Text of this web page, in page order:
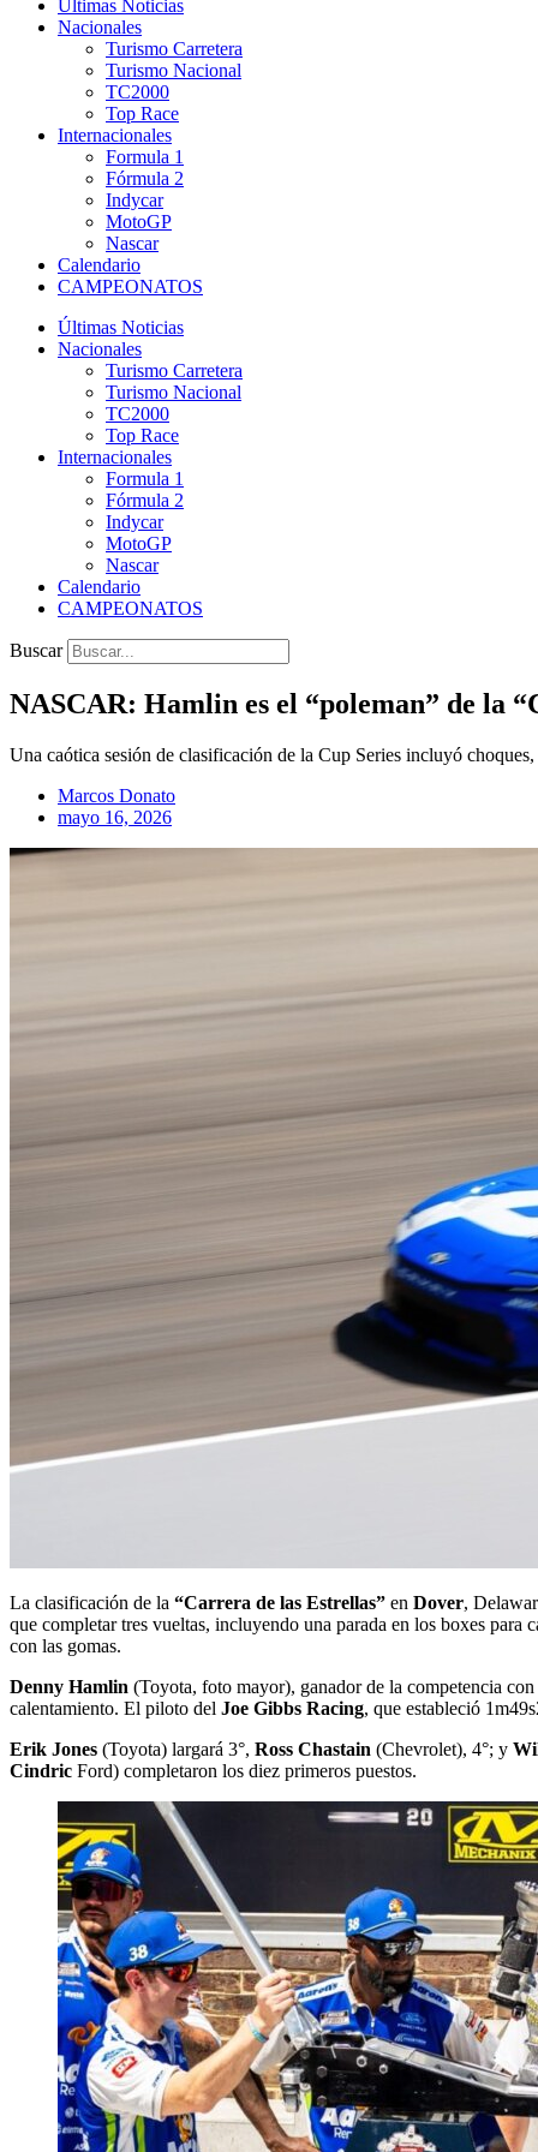
Últimas Noticias
Nacionales
Turismo Carretera
Turismo Nacional
TC2000
Top Race
Internacionales
Formula 1
Fórmula 2
Indycar
MotoGP
Nascar
Calendario
CAMPEONATOS
Últimas Noticias
Nacionales
Turismo Carretera
Turismo Nacional
TC2000
Top Race
Internacionales
Formula 1
Fórmula 2
Indycar
MotoGP
Nascar
Calendario
CAMPEONATOS
Buscar
NASCAR: Hamlin es el “poleman” de la
Una caótica sesión de clasificación de la Cup Series incluyó
Marcos Donato
mayo 16, 2026
La clasificación de la “Carrera de las Estrellas” en Dover,
que completar tres vueltas, incluyendo una parada en los boxes
con las gomas.
Denny Hamlin (Toyota, foto mayor), ganador de la competencia con
calentamiento. El piloto del Joe Gibbs Racing, que estableció
Erik Jones (Toyota) largará 3°, Ross Chastain (Chevrolet), 4°; y
Cindric Ford) completaron los diez primeros puestos.